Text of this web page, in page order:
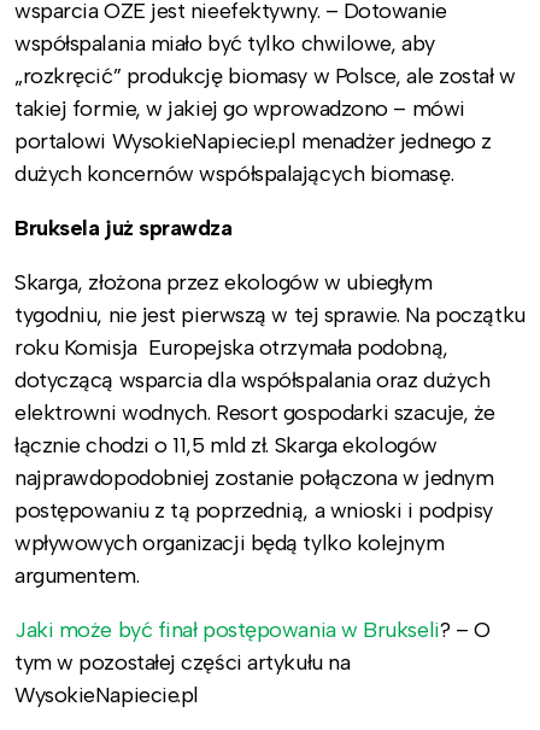
wsparcia OZE jest nieefektywny. – Dotowanie
współspalania miało być tylko chwilowe, aby
„rozkręcić” produkcję biomasy w Polsce, ale został w
takiej formie, w jakiej go wprowadzono – mówi
portalowi WysokieNapiecie.pl menadżer jednego z
dużych koncernów współspalających biomasę.
Bruksela już sprawdza
Skarga, złożona przez ekologów w ubiegłym
tygodniu, nie jest pierwszą w tej sprawie. Na początku
roku Komisja Europejska otrzymała podobną,
dotyczącą wsparcia dla współspalania oraz dużych
elektrowni wodnych. Resort gospodarki szacuje, że
łącznie chodzi o 11,5 mld zł. Skarga ekologów
najprawdopodobniej zostanie połączona w jednym
postępowaniu z tą poprzednią, a wnioski i podpisy
wpływowych organizacji będą tylko kolejnym
argumentem.
Jaki może być finał postępowania w Brukseli? – O
tym w pozostałej części artykułu na
WysokieNapiecie.pl